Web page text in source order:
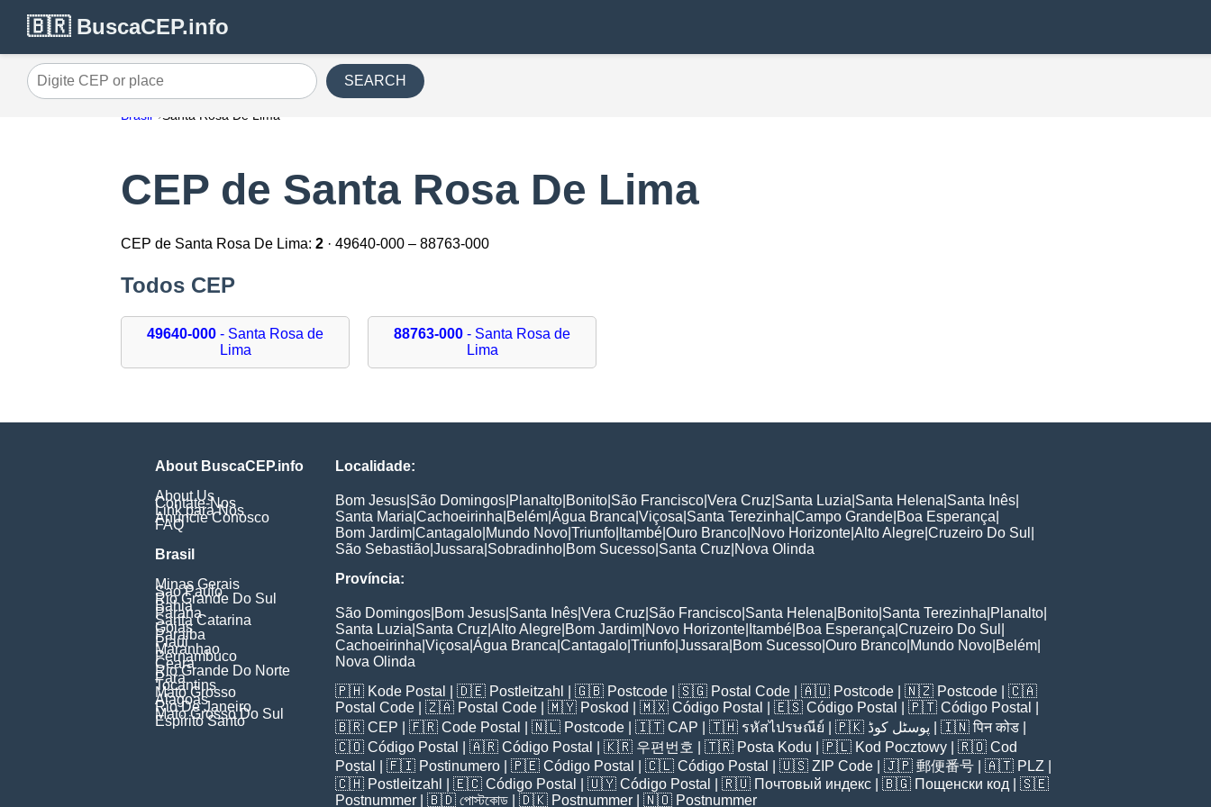
🇧🇷 BuscaCEP.info
Digite CEP or place SEARCH
Brasil Santa Rosa De Lima
CEP de Santa Rosa De Lima
CEP de Santa Rosa De Lima:2 · 49640-000 – 88763-000
Todos CEP
49640-000 - Santa Rosa de
Lima
88763-000 - Santa Rosa de
Lima
About BuscaCEP.info
About Us
Contate-Nos
Link para Nós
Anuncie Conosco
FAQ
Brasil
Minas Gerais
Sao Paulo
Rio Grande Do Sul
Bahia
Parana
Santa Catarina
Goias
Paraiba
Piaui
Maranhao
Pernambuco
Ceara
Rio Grande Do Norte
Para
Tocantins
Mato Grosso
Alagoas
Rio De Janeiro
Mato Grosso Do Sul
Espirito Santo
Localidade:
Bom Jesus São Domingos Planalto Bonito São Francisco Vera Cruz Santa Luzia Santa Helena Santa Inês
Santa Maria Cachoeirinha Belém Água Branca Viçosa Santa Terezinha Campo Grande Boa Esperança
Bom Jardim Cantagalo Mundo Novo Triunfo Itambé Ouro Branco Novo Horizonte Alto Alegre Cruzeiro Do Sul
São Sebastião Jussara Sobradinho Bom Sucesso Santa Cruz Nova Olinda
Província:
São Domingos Bom Jesus Santa Inês Vera Cruz São Francisco Santa Helena Bonito Santa Terezinha Planalto
Santa Luzia Santa Cruz Alto Alegre Bom Jardim Novo Horizonte Itambé Boa Esperança Cruzeiro Do Sul
Cachoeirinha Viçosa Água Branca Cantagalo Triunfo Jussara Bom Sucesso Ouro Branco Mundo Novo Belém
Nova Olinda
🇵🇭 Kode Postal | 🇩🇪 Postleitzahl | 🇬🇧 Postcode | 🇸🇬 Postal Code | 🇦🇺 Postcode | 🇳🇿 Postcode | 🇨🇦
Postal Code | 🇿🇦 Postal Code | 🇲🇾 Poskod | 🇲🇽 Código Postal | 🇪🇸 Código Postal | 🇵🇹 Código Postal
🇧🇷 CEP | 🇫🇷 Code Postal | 🇳🇱 Postcode | 🇮🇹 CAP | 🇹🇭 รหัสไปรษณีย์ | 🇵🇰 پوسٹل کوڈ | 🇮🇳पिन कोड
🇨🇴 Código Postal | 🇦🇷 Código Postal | 🇰🇷 우편번호 | 🇹🇷 Posta Kodu | 🇵🇱 Kod Pocztowy | 🇷🇴 Cod
Poștal
| 🇫🇮 Postinumero | 🇵🇪 Código Postal | 🇨🇱 Código Postal | 🇺🇸 ZIP Code | 🇯🇵 郵便番号 | 🇦🇹 PLZ
🇨🇭 Postleitzahl | 🇪🇨 Código Postal | 🇺🇾 Código Postal | 🇷🇺 Почтовый индекс | 🇧🇬 Пощенски код | 🇸🇪
Postnummer | 🇧🇩 পোস্টকোড | 🇩🇰 Postnummer | 🇳🇴 Postnummer